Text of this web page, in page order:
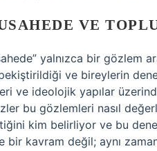
VE
yalnızca bir gözlem
ve bireylerin
ve ideolojik yapılar
bu gözlemleri nasıl
kim belirliyor ve bu
bir kavram değil; aynı